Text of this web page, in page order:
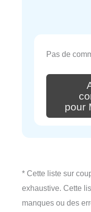
Pas de
pour
* Cette liste sur
exhaustive. Cette
manques ou des